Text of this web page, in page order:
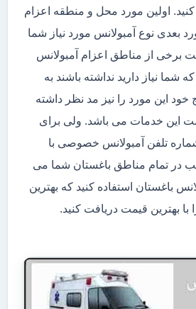
اولین مورد محل و منطقه اعزام
بعدی نوع آمبولانس مورد نیاز شما
برخی از مناطق اعزام آمبولانس
شما نیاز دارید نداشته باشند به
خود این مورد را نیز مد نظر داشته
این خدمات می باشد. ولی برای
تلفن آمبولانس خصوصی با
در تمام مناطق باغستان شما می
باغستان استفاده کنید که بهترین
با بهترین قیمت دریافت کنید.